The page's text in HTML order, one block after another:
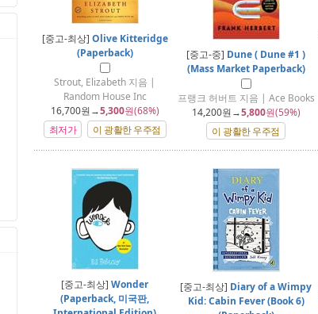
[중고-최상] Olive Kitteridge
(Paperback)
Strout, Elizabeth 지음 |
Random House Inc
16,700원→5,300원(68%)
최저가
이 광활한 우주점
[중고-중] Dune ( Dune #1 )
(Mass Market Paperback)
프랭크 허버트 지음 | Ace Books
14,200원→5,800원(59%)
이 광활한 우주점
[중고-최상] Wonder
(Paperback, 미국판,
[중고-최상] Diary of a Wimpy
Kid: Cabin Fever (Book 6)